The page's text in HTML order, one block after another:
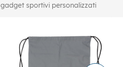
gadget sportivi personalizzati